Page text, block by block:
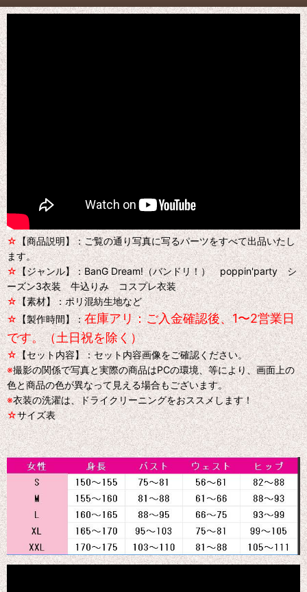
☆【商品説明】：ご覧の通り写真に写るパーツをすべて出品いたし
ます。
☆【ジャンル】：BanG Dream!（バンドリ！） poppin'party シ
ーズン3衣装 牛込りみ コスプレ衣装
☆【素材】：ポリ混紡生地など
☆【製作時間】：在庫アリ：ご入金確認後、1〜2営業日
です。（土日祝を除く）
☆【セット内容】：セット内容画像をご確認ください。
※撮影の関係で写真と実際の商品はPCの環境、等により、画面上の
色と商品の色が異なって見える場合もございます。
※衣装の洗濯は、ドライクリーニングをおススメします！
☆サイズ表